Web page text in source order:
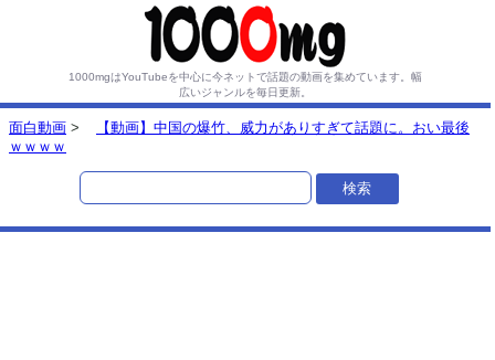
1000mgはYouTubeを中心に今ネットで話題の動画を集めています。 幅
広いジャンルを毎日更新。
面白動画 >
【動画】中国の爆竹、威力がありすぎて話題に。おい最後
ｗｗｗｗ